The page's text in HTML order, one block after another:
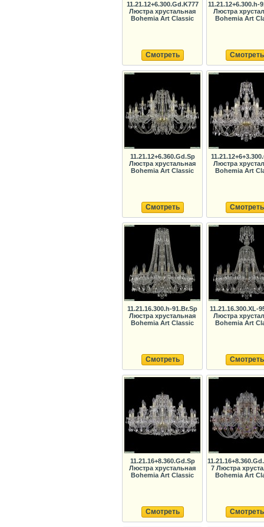
11.21.12+6.300.Gd.K777
Люстра хрустальная
Bohemia Art Classic
Смотреть
11.21.12+6.300.h-
Люстра
Bohemia Art
Смотреть
11.21.12+6.360.Gd.Sp
Люстра хрустальная
Bohemia Art Classic
Смотреть
Люстра
Bohemia Art
Смотреть
11.21.16.300.h-91.Br.Sp
Люстра хрустальная
Bohemia Art Classic
Смотреть
11.21.16.300.XL-
Люстра
Bohemia Art
Смотреть
11.21.16+8.360.Gd.Sp
Люстра хрустальная
Bohemia Art Classic
Смотреть
7 Люстра
Bohemia Art
Смотреть